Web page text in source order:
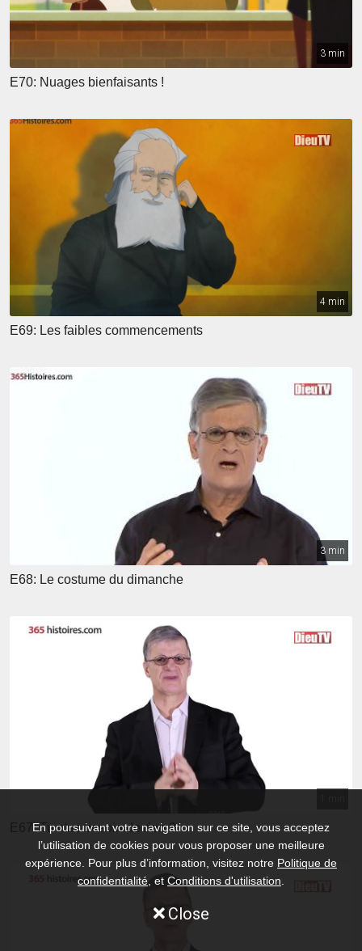
3 min
E70: Nuages bienfaisants !
4 min
E69: Les faibles commencements
3 min
E68: Le costume du dimanche
E67: Tu n'as besoin de rien ?
En poursuivant votre navigation sur ce site, vous acceptez
l’utilisation de cookies pour vous proposer une meilleure
expérience. Pour plus d’information, visitez notre Politique de
confidentialité , et Conditions d'utilisation